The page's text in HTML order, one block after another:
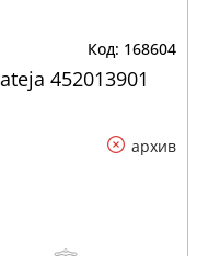
168604
452013901
архив